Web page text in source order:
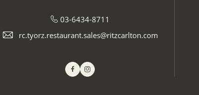
03-6434-8711
rc.tyorz.restaurant.sales@ritzcarlton.com
FacebookInstagram